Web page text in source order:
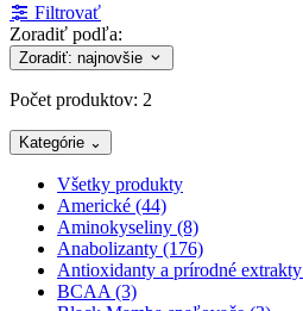
Filtrovať
Zoradiť podľa:
Zoradiť: najnovšie
Počet produktov: 2
Kategórie ⌄
Všetky produkty
Americké (44)
Aminokyseliny (8)
Anabolizanty (176)
Antioxidanty a prírodné extrakty
BCAA (3)